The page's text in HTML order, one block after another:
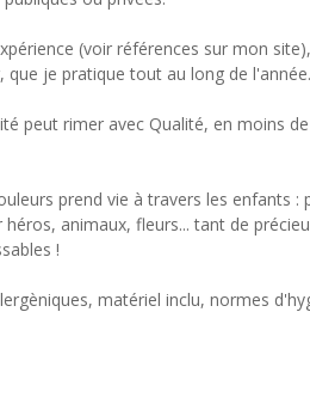
(voir références sur mon
que je pratique tout au long de l'année.
peut rimer avec Qualité, en moins
prend vie à travers les enfants :
héros, animaux, fleurs... tant de
!
matériel inclu, normes